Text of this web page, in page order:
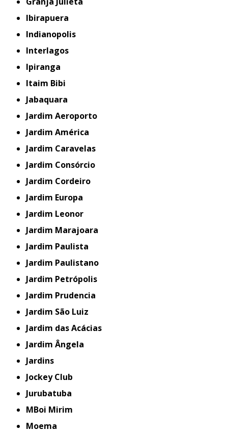
Ibirapuera
Indianopolis
Interlagos
Ipiranga
Itaim Bibi
Jabaquara
Jardim Aeroporto
Jardim América
Jardim Caravelas
Jardim Consórcio
Jardim Cordeiro
Jardim Europa
Jardim Leonor
Jardim Marajoara
Jardim Paulista
Jardim Paulistano
Jardim Petrópolis
Jardim Prudencia
Jardim São Luiz
Jardim das Acácias
Jardim Ângela
Jardins
Jockey Club
Jurubatuba
MBoi Mirim
Moema